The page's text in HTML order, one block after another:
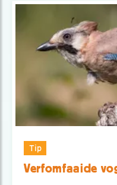
Tip
Verfomfaaide